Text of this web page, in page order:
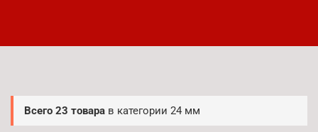
Всего 23 товара в категории 24 мм